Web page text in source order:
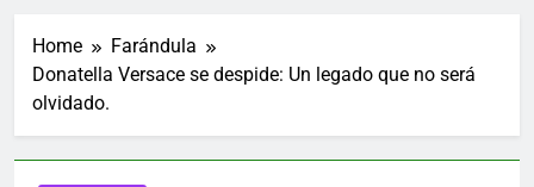
Home
Farándula
Donatella Versace se despide: Un legado que no será
olvidado.